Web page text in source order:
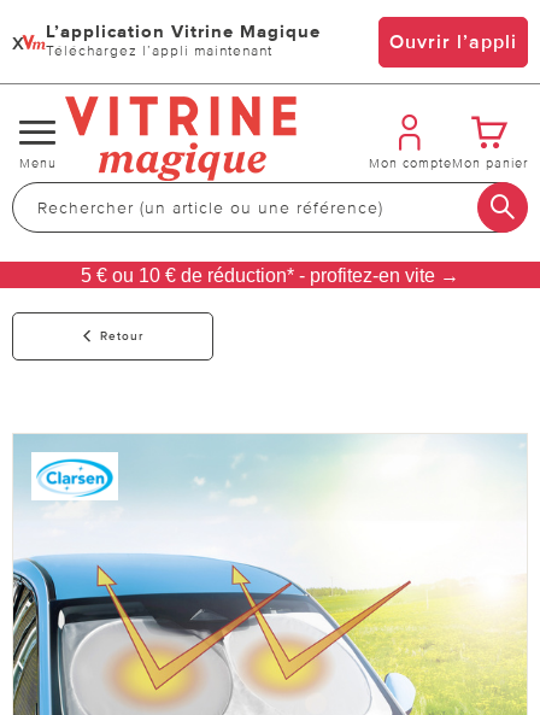
x L’application Vitrine Magique
Téléchargez l’appli maintenant Ouvrir l’appli
Changer
de
navigation
Menu Mon compteMon panier
5 € ou 10 € de réduction* - profitez-en vite →
Retour